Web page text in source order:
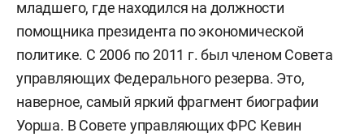
младшего, где находился на должности
помощника президента по экономической
политике. С 2006 по 2011 г. был членом Совета
управляющих Федерального резерва. Это,
наверное, самый яркий фрагмент биографии
Уорша. В Совете управляющих ФРС Кевин